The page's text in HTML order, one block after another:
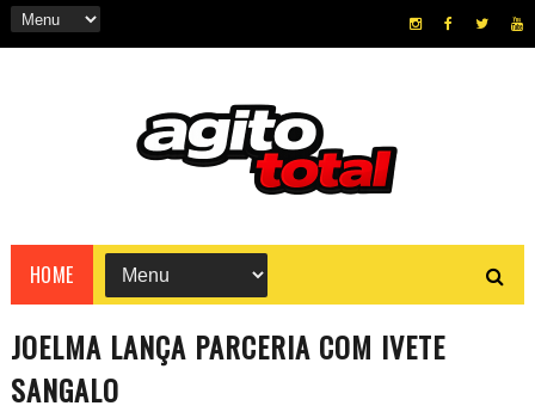
HOME
JOELMA LANÇA PARCERIA COM IVETE
SANGALO